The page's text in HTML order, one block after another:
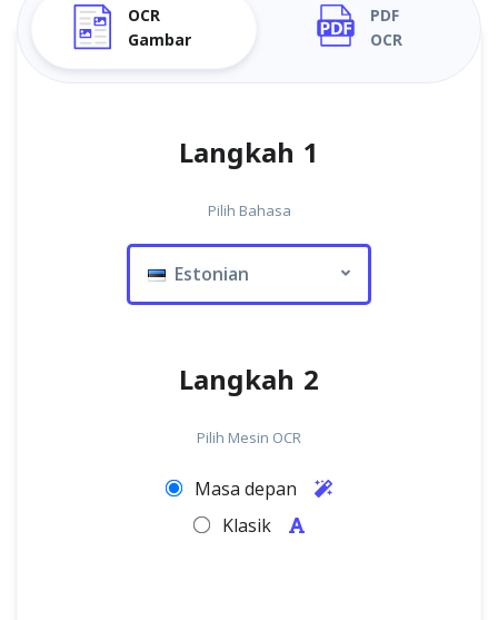
OCR
Gambar
PDF
OCR
Langkah 1
Pilih Bahasa
Estonian
Langkah 2
Pilih Mesin OCR
Masa depan
Klasik